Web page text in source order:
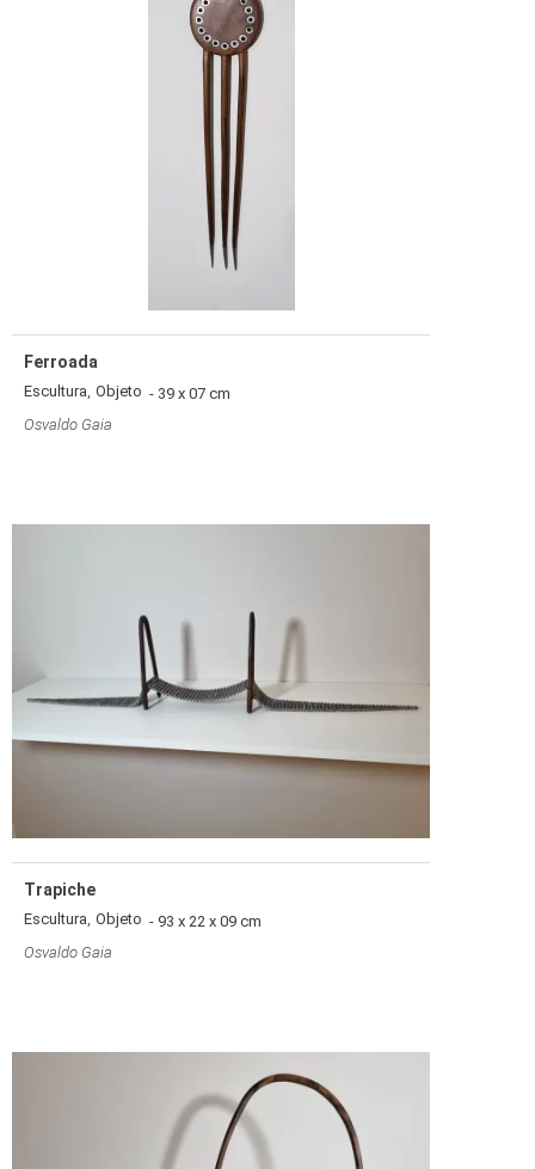
Ferroada
Escultura, Objeto - 39 x 07 cm
Osvaldo Gaia
Trapiche
Escultura, Objeto - 93 x 22 x 09 cm
Osvaldo Gaia